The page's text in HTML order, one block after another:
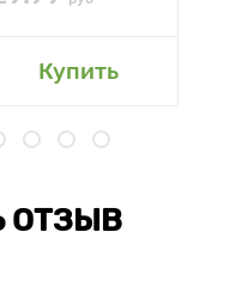
Купить
ОТЗЫВ